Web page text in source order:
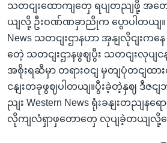
သတငျးထောကျတှေ ရပျတညျဖို့ အတ
ယျလို့ ဦးဝဏ်ဏခှာညိုက ပွောပါတယျ။
News သတငျးဌာနဟာ အှနျလိုငျးကန
တေဲ့ သတငျးဌာနဖွဈပွီး သတငျးလုပျငန
အစိုးရဆီမှာ တရားဝငျ မှတျပုံတငျထ
ငနျးတခုဖွဈပါတယျ။ပွီးခဲ့တဲ့နှဈ ဒီဇ
ညျး Western News ရုံးခနျးတညျ
လိုကျလံရှာဖှတောတှေ လုပျခဲ့တယျလို့ပွ